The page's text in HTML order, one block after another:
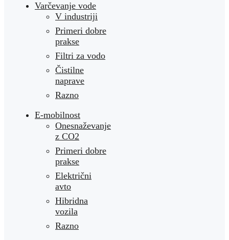
Varčevanje vode
V industriji
Primeri dobre
prakse
Filtri za vodo
Čistilne
naprave
Razno
E-mobilnost
Onesnaževanje
z CO2
Primeri dobre
prakse
Električni
avto
Hibridna
vozila
Razno